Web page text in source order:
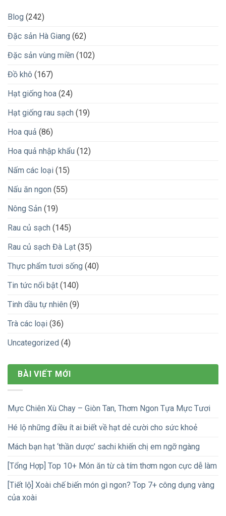
Blog (242)
Đặc sản Hà Giang (62)
Đặc sản vùng miền (102)
Đồ khô (167)
Hạt giống hoa (24)
Hạt giống rau sạch (19)
Hoa quả (86)
Hoa quả nhập khẩu (12)
Nấm các loại (15)
Nấu ăn ngon (55)
Nông Sản (19)
Rau củ sạch (145)
Rau củ sạch Đà Lạt (35)
Thực phẩm tươi sống (40)
Tin tức nổi bật (140)
Tinh dầu tự nhiên (9)
Trà các loại (36)
Uncategorized (4)
BÀI VIẾT MỚI
Mực Chiên Xù Chay – Giòn Tan, Thơm Ngon Tựa Mực Tươi
Hé lộ những điều ít ai biết về hạt dẻ cười cho sức khoẻ
Mách bạn hạt ‘thần dược’ sachi khiến chị em ngỡ ngàng
[Tổng Hợp] Top 10+ Món ăn từ cà tím thơm ngon cực dễ làm
[Tiết lộ] Xoài chế biến món gì ngon? Top 7+ công dụng vàng
của xoài